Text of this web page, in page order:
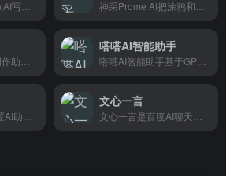
嗒嗒AI智能助手
文心一言